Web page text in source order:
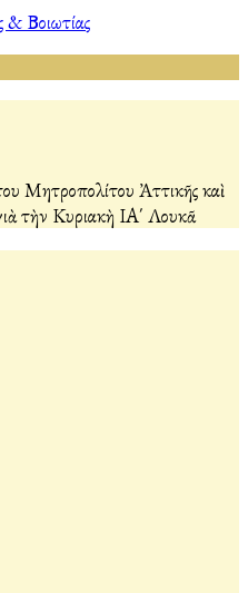
Βοιωτίας
Μητροπολίτου Ἀττικῆς καὶ
τὴν Κυριακὴ ΙΑ΄ Λουκᾶ